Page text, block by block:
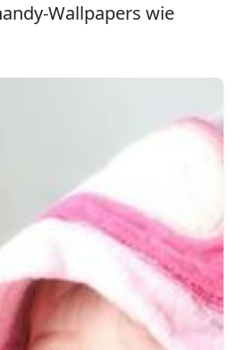
Wallpapers wie